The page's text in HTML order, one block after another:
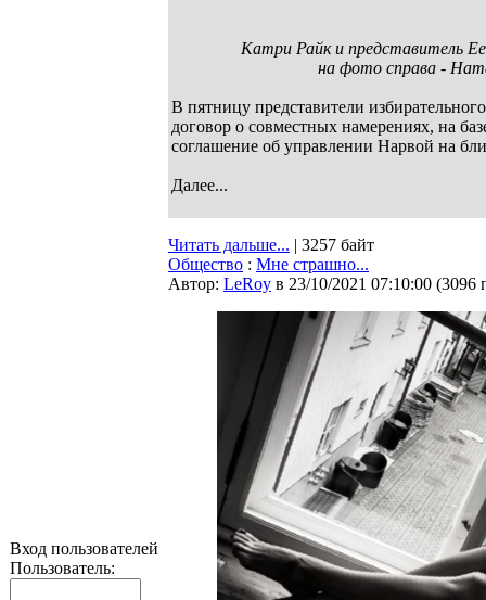
Вход пользователей
Пользователь:
Катри Райк и представитель
на фото справа -
В пятницу представители
договор о совместных намерениях, на
соглашение об управлении Нарвой на
Далее...
Читать дальше... | 3257 байт
Общество : Мне страшно...
Автор: LeRoy в 23/10/2021 07:10:00 (3096